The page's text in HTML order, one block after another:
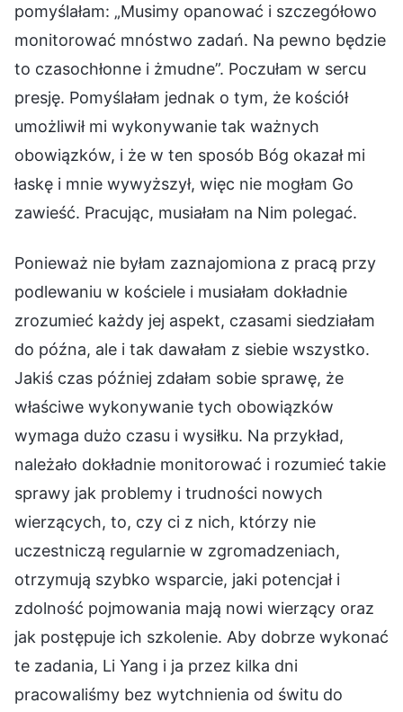
pomyślałam: „Musimy opanować i szczegółowo
monitorować mnóstwo zadań. Na pewno będzie
to czasochłonne i żmudne”. Poczułam w sercu
presję. Pomyślałam jednak o tym, że kościół
umożliwił mi wykonywanie tak ważnych
obowiązków, i że w ten sposób Bóg okazał mi
łaskę i mnie wywyższył, więc nie mogłam Go
zawieść. Pracując, musiałam na Nim polegać.
Ponieważ nie byłam zaznajomiona z pracą przy
podlewaniu w kościele i musiałam dokładnie
zrozumieć każdy jej aspekt, czasami siedziałam
do późna, ale i tak dawałam z siebie wszystko.
Jakiś czas później zdałam sobie sprawę, że
właściwe wykonywanie tych obowiązków
wymaga dużo czasu i wysiłku. Na przykład,
należało dokładnie monitorować i rozumieć takie
sprawy jak problemy i trudności nowych
wierzących, to, czy ci z nich, którzy nie
uczestniczą regularnie w zgromadzeniach,
otrzymują szybko wsparcie, jaki potencjał i
zdolność pojmowania mają nowi wierzący oraz
jak postępuje ich szkolenie. Aby dobrze wykonać
te zadania, Li Yang i ja przez kilka dni
pracowaliśmy bez wytchnienia od świtu do